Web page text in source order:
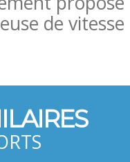
de